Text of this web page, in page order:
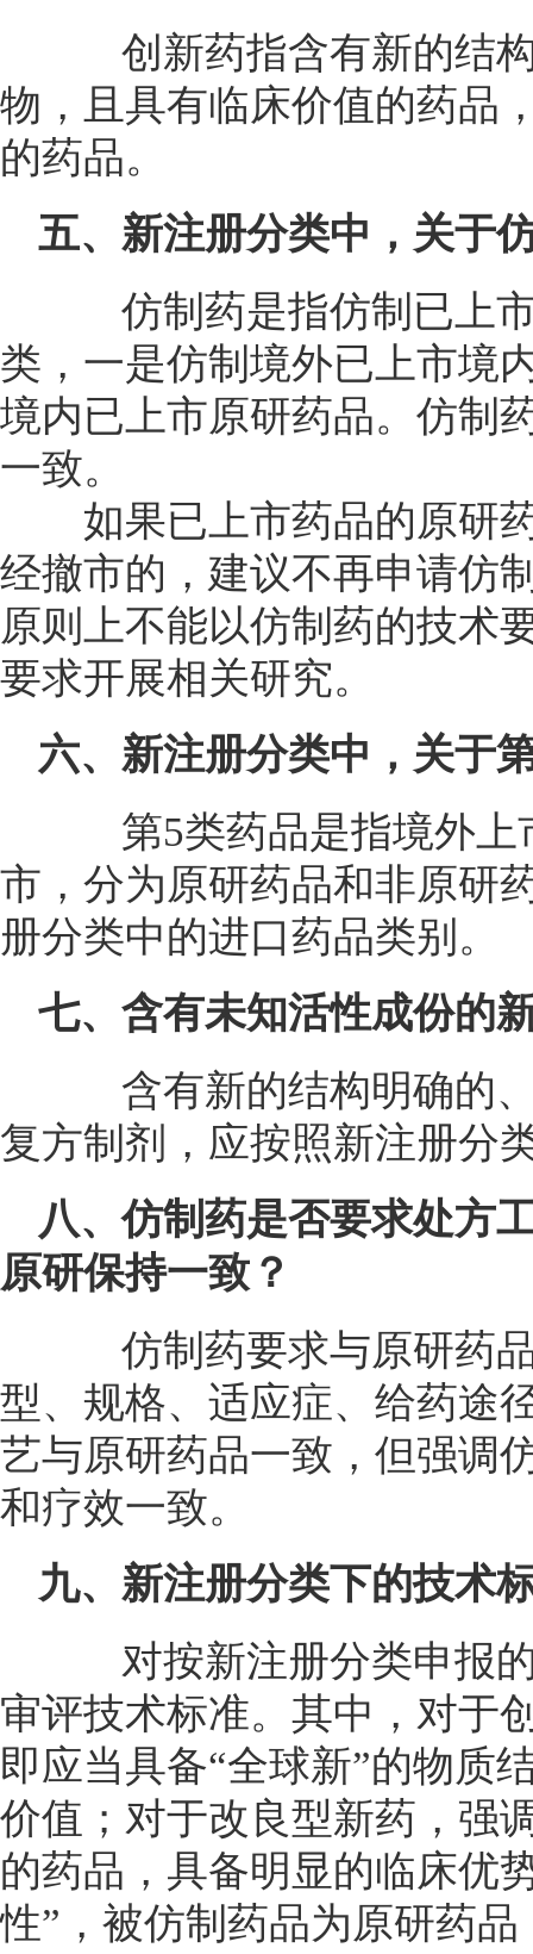
创新药指含有新的结构
物，且具有临床价值的药品
的药品。
五、新注册分类中，关于
仿制药是指仿制已上市
类，一是仿制境外已上市境
境内已上市原研药品。仿制
一致。
如果已上市药品的原研药
经撤市的，建议不再申请仿
原则上不能以仿制药的技术
要求开展相关研究。
六、新注册分类中，关于
第5类药品是指境外上
市，分为原研药品和非原研
册分类中的进口药品类别。
七、含有未知活性成份的
含有新的结构明确的、
复方制剂，应按照新注册分
八、仿制药是否要求处方
原研保持一致？
仿制药要求与原研药品
型、规格、适应症、给药途
艺与原研药品一致，但强调
和疗效一致。
九、新注册分类下的技术
对按新注册分类申报的
审评技术标准。其中，对于
即应当具备“全球新”的物质
价值；对于改良型新药，强
的药品，具备明显的临床优
性”，被仿制药品为原研药